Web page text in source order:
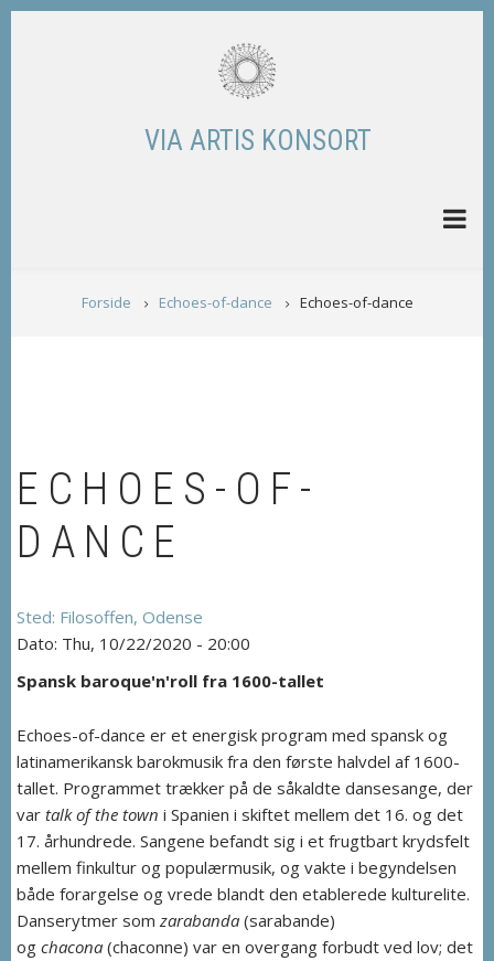
Skip
VIA ARTIS KONSORT
BREADCRUMB
Forside Echoes-of-dance Echoes-of-dance
ECHOES-OF-
DANCE
Filosoffen, Odense
Thu, 10/22/2020 - 20:00
Spansk baroque'n'roll fra 1600-tallet
Echoes-of-dance er et energisk program med spansk og
latinamerikansk barokmusik fra den første halvdel af 1600-
tallet. Programmet trækker på de såkaldte dansesange, der
var talk of the town i Spanien i skiftet mellem det 16. og det
17. århundrede. Sangene befandt sig i et frugtbart krydsfelt
mellem finkultur og populærmusik, og vakte i begyndelsen
både forargelse og vrede blandt den etablerede kulturelite.
Danserytmer somzarabanda (sarabande)
og chacona (chaconne) var en overgang forbudt ved lov; det